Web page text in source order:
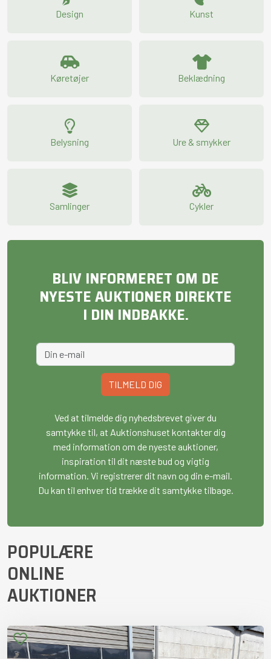
Design Kunst
Køretøjer Beklædning
Belysning Ure & smykker
Samlinger Cykler
BLIV INFORMERET OM DE
NYESTE AUKTIONER DIREKTE
I DIN INDBAKKE.
TILMELD DIG
Ved at tilmelde dig nyhedsbrevet giver du
samtykke til, at Auktionshuset kontakter dig
med information om de nyeste auktioner,
inspiration til dit næste bud og vigtig
information. Vi registrerer dit navn og din e-mail.
Du kan til enhver tid trække dit samtykke tilbage.
POPULÆRE
ONLINE
AUKTIONER